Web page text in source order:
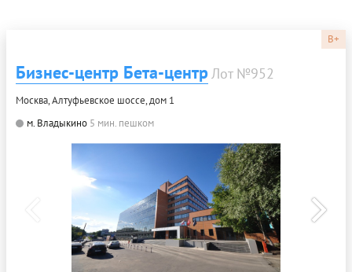
B+
Бизнес-центр Бета-центрЛот №952
Москва, Алтуфьевское шоссе, дом 1
м. Владыкино 5 мин. пешком